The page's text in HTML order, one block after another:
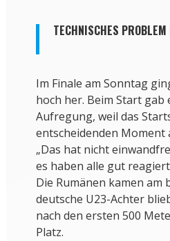
TECHNISCHES
Im Finale am Sonntag
hoch her. Beim Start gab
Aufregung, weil das
entscheidenden Moment
„Das hat nicht
es haben alle gut
Die Rumänen kamen am
deutsche U23-Achter
nach den ersten 500
Platz.